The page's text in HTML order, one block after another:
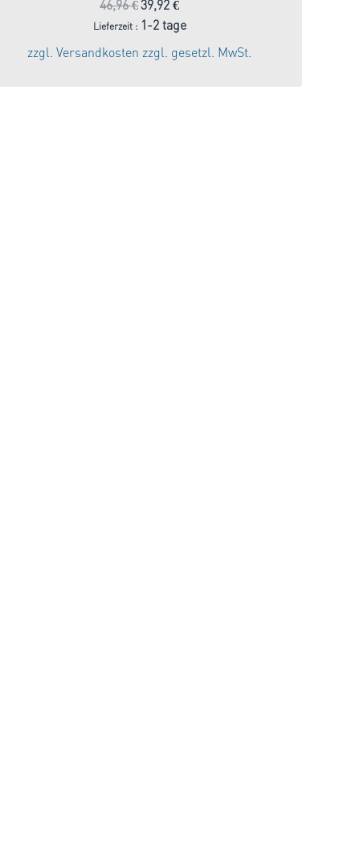
46,96€Ursprünglicher
Preis
war:
46,96 €
39,92€Aktueller
Preis
Lieferzeit : 1-2 tage
zzgl.Versandkosten zzgl. gesetzl. MwSt.